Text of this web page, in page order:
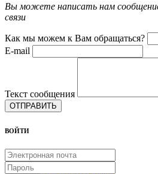
Вы можете написать нам
связи
Как мы можем к Вам обращаться?
E-mail
Текст сообщения
ОТПРАВИТЬ
ВОЙТИ